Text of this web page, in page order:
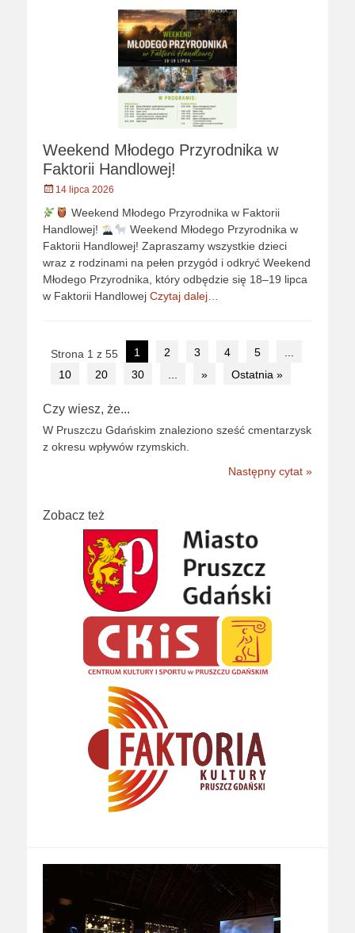
Weekend Młodego Przyrodnika w
Faktorii Handlowej!
Opublikowano
14 lipca 2026
Weekend Młodego Przyrodnika w Faktorii
Handlowej!
Weekend Młodego Przyrodnika w
Faktorii Handlowej! Zapraszamy wszystkie dzieci
wraz z rodzinami na pełen przygód i odkryć Weekend
Młodego Przyrodnika, który odbędzie się 18–19 lipca
w Faktorii Handlowej Czytaj dalej…
Nawigacja
Strona 1 z 55 1 2 3 4 5
10
20 30 » Ostatnia »
Czy wiesz, że...
W Pruszczu Gdańskim znaleziono sześć cmentarzysk
z okresu wpływów rzymskich.
Następny cytat »
Zobacz też